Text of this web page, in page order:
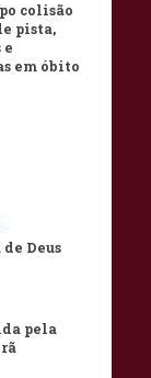
colisão
pista,
em óbito
Deus
pela